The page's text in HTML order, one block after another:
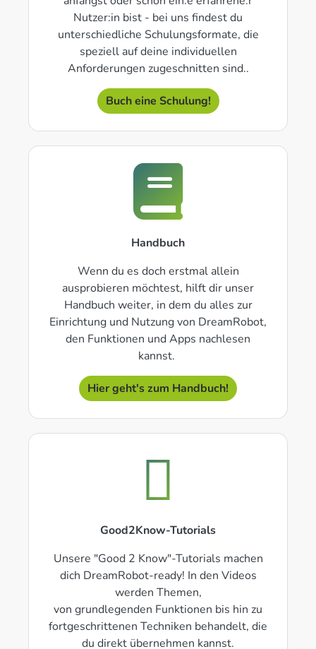
Nutzer:in bist - bei uns findest du
unterschiedliche Schulungsformate, die
speziell auf deine individuellen
Anforderungen zugeschnitten sind..
Buch eine Schulung!
Handbuch
Wenn du es doch erstmal allein
ausprobieren möchtest, hilft dir unser
Handbuch weiter, in dem du alles zur
Einrichtung und Nutzung von DreamRobot,
den Funktionen und Apps nachlesen
kannst.
Hier geht's zum Handbuch!
Good2Know-Tutorials
Unsere "Good 2 Know"-Tutorials machen
dich DreamRobot-ready! In den Videos
werden Themen,
von grundlegenden Funktionen bis hin zu
fortgeschrittenen Techniken behandelt, die
du direkt übernehmen kannst.